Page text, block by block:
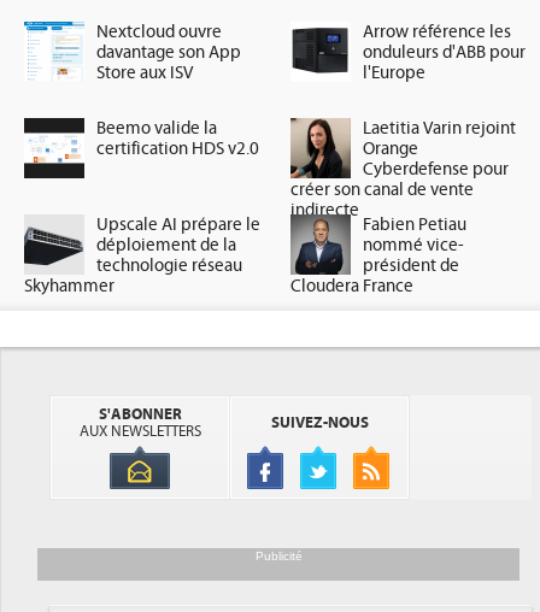
Nextcloud ouvre
davantage son App
Store aux ISV
Arrow référence les
onduleurs d'ABB pour
l'Europe
Beemo valide la
certification HDS v2.0
Laetitia Varin rejoint
Orange
Cyberdefense pour
créer son canal de vente
indirecte
Upscale AI prépare le
déploiement de la
technologie réseau
Skyhammer
Fabien Petiau
nommé vice-
président de
Cloudera France
S'ABONNER
AUX NEWSLETTERS
SUIVEZ-NOUS
Publicité